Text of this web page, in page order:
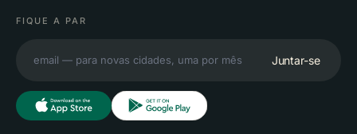
FIQUE A PAR
Juntar-se